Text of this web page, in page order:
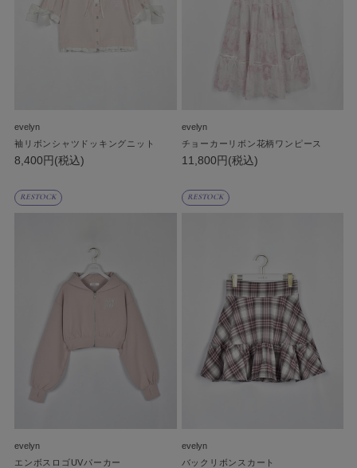
evelyn
袖リボンシャツドッキングニット
8,400円(税込)
evelyn
チョーカーリボン花柄ワンピース
11,800円(税込)
RESTOCK
evelyn
エンボスロゴUVパーカー
RESTOCK
evelyn
バックリボンスカート